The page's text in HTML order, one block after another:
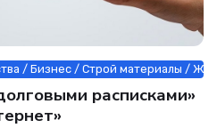
/ Бизнес / Строй материалы /
расписками»